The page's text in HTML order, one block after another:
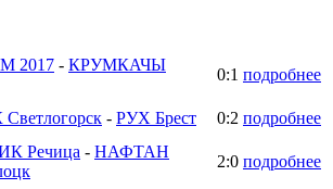
2017 - КРУМКАЧЫ
0:1 подробнее
- РУХ Брест 0:2 подробнее
Речица - НАФТАН
2:0 подробнее